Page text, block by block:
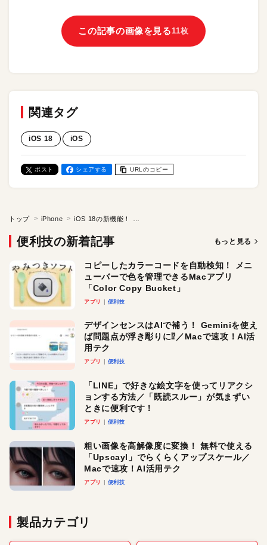
この記事の画像を見る 11枚
関連タグ
iOS 18 iOS
ポスト シェアする URLのコピー
トップ iPhone
便利技の新着記事 もっと見る
コピーしたカラーコードを自動検知！ メニ
ューバーで色を管理できるMacアプリ
「Color Copy Bucket」
アプリ 便利技
デザインセンスはAIで補う！ Geminiを使え
ば問題点が浮き彫りに⁉︎／Macで速攻！AI活
用テク
アプリ 便利技
「LINE」で好きな絵文字を使ってリアクシ
ョンする方法／「既読スルー」が気まずい
ときに便利です！
アプリ 便利技
粗い画像を高解像度に変換！ 無料で使える
「Upscayl」でらくらくアップスケール／
Macで速攻！AI活用テク
アプリ 便利技
製品カテゴリ